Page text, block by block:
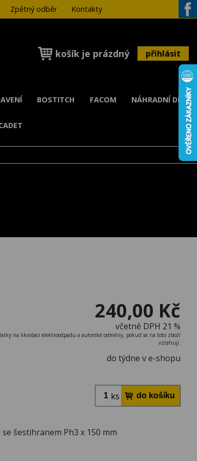
Zpětný odběr
Kontakty
košík je prázdný přihlásit
BOSTITCH FACOM NÁHRADNÍ DÍLY
240,00 Kč
včetně DPH 21 %
na likvidaci elektroodpadu a autorské odměny, pokud se na toto zboží
vztahují.
do týdne v e-shopu
ks
šestihranem Ph3 x 150 mm